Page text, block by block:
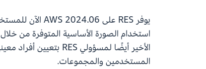
استخدام الصورة الأساسية المتوفرة من خلال RES أو إنشاء Ubuntu
المستخدمين والمجموعات.